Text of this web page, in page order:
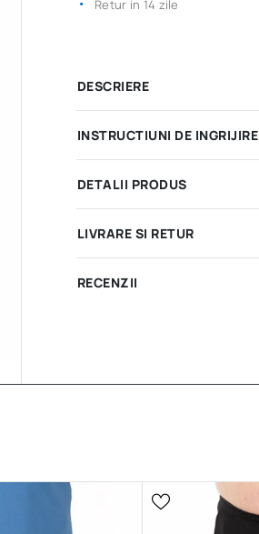
Retur in 14 zile
DESCRIERE
INSTRUCTIUNI DE INGRIJIRE
DETALII PRODUS
LIVRARE SI RETUR
RECENZII